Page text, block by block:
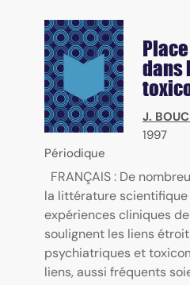
dans
J.
1997
Périodique
FRANÇAIS : De
la littérature scientifique
expériences cliniques
soulignent les liens
psychiatriques et
liens, aussi fréquents